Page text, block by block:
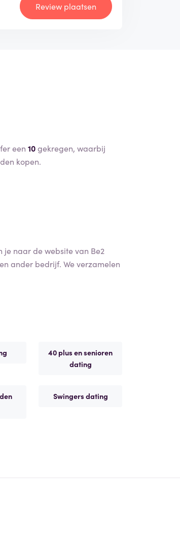
Review plaatsen
een10gekregen, waarbij
kopen.
je naar de website van Be2
ander bedrijf. We verzamelen
40 plus en senioren
dating
Swingers dating